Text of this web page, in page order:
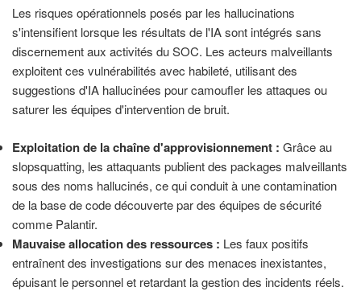
Les risques opérationnels posés par les hallucinations
s'intensifient lorsque les résultats de l'IA sont intégrés sans
discernement aux activités du SOC. Les acteurs malveillants
exploitent ces vulnérabilités avec habileté, utilisant des
suggestions d'IA hallucinées pour camoufler les attaques ou
saturer les équipes d'intervention de bruit.
Exploitation de la chaîne d'approvisionnement : Grâce au
slopsquatting, les attaquants publient des packages malveillants
sous des noms hallucinés, ce qui conduit à une contamination
de la base de code découverte par des équipes de sécurité
comme Palantir.
Mauvaise allocation des ressources : Les faux positifs
entraînent des investigations sur des menaces inexistantes,
épuisant le personnel et retardant la gestion des incidents réels.